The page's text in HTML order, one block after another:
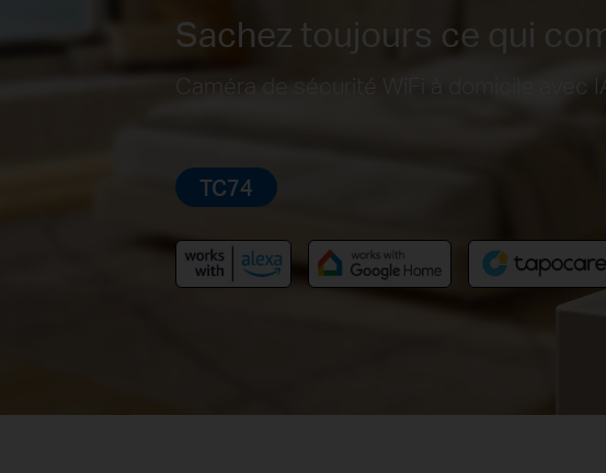
Sachez toujours ce qui
Caméra de sécurité WiFi à domicile avec
TC74